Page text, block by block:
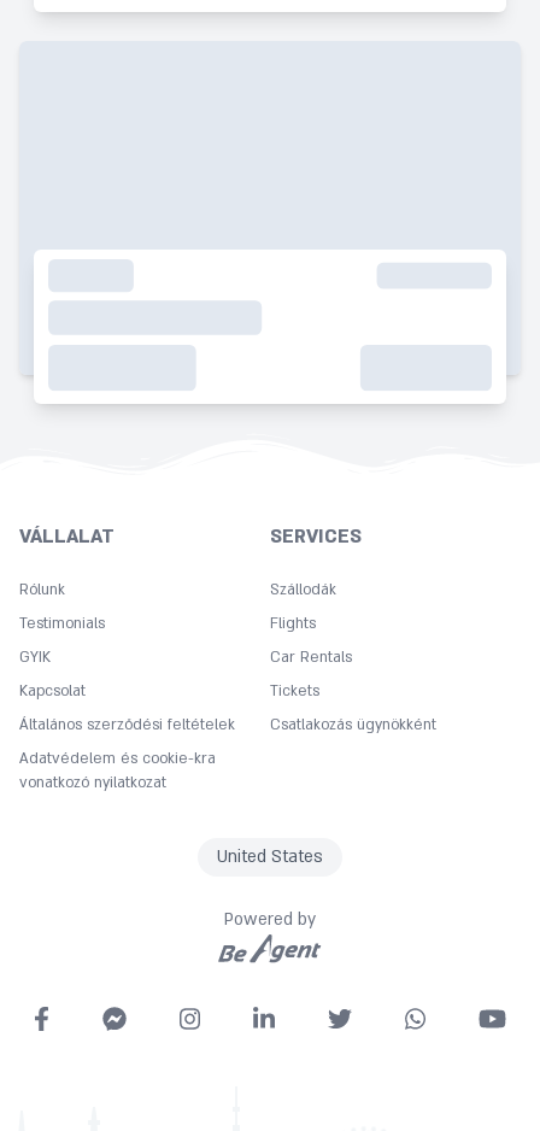
VÁLLALAT
Rólunk
Testimonials
GYIK
Kapcsolat
Általános szerződési feltételek
Adatvédelem és cookie-kra
vonatkozó nyilatkozat
SERVICES
Szállodák
Flights
Car Rentals
Tickets
Csatlakozás ügynökként
United States
Powered by